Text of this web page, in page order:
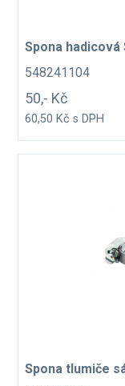
Spona hadicová
548241104
50,- Kč
60,50 Kč s DPH
Spona tlumiče